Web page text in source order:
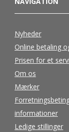
Nyheder
Online betaling
Prisen for et
Om os
Mærker
informationer
Ledige stillinger